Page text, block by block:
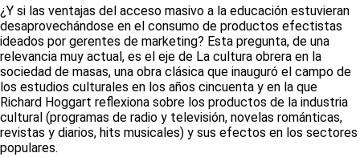
¿Y si las ventajas del acceso masivo a la educación estuvieran
desaprovechándose en el consumo de productos efectistas
ideados por gerentes de marketing? Esta pregunta, de una
relevancia muy actual, es el eje de La cultura obrera en la
sociedad de masas, una obra clásica que inauguró el campo de
los estudios culturales en los años cincuenta y en la que
Richard Hoggart reflexiona sobre los productos de la industria
cultural (programas de radio y televisión, novelas románticas,
revistas y diarios, hits musicales) y sus efectos en los sectores
populares.